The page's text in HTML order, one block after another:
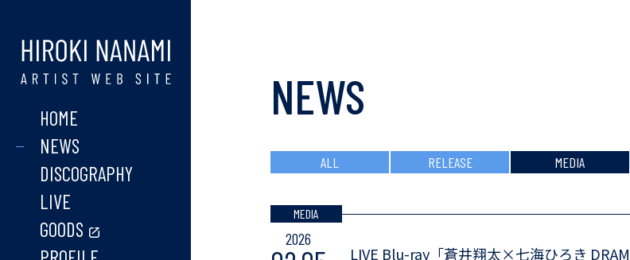
HOME
NEWS
DISCOGRAPHY
LIVE
GOODS
NEWS
ALL RELEASE MEDIA
MEDIA
2026
LIVE Blu-ray「蒼井翔太×七海ひろき